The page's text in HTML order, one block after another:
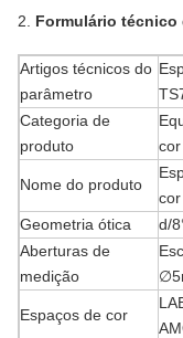
2. Formulário técnico
Artigos técnicos do
parâmetro
Categoria de
produto
Nome do produto
cor
Geometria ótica
d/
Aberturas de
medição
Espaços de cor